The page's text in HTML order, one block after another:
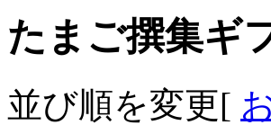
たまご撰集ギ
並び順を変更[